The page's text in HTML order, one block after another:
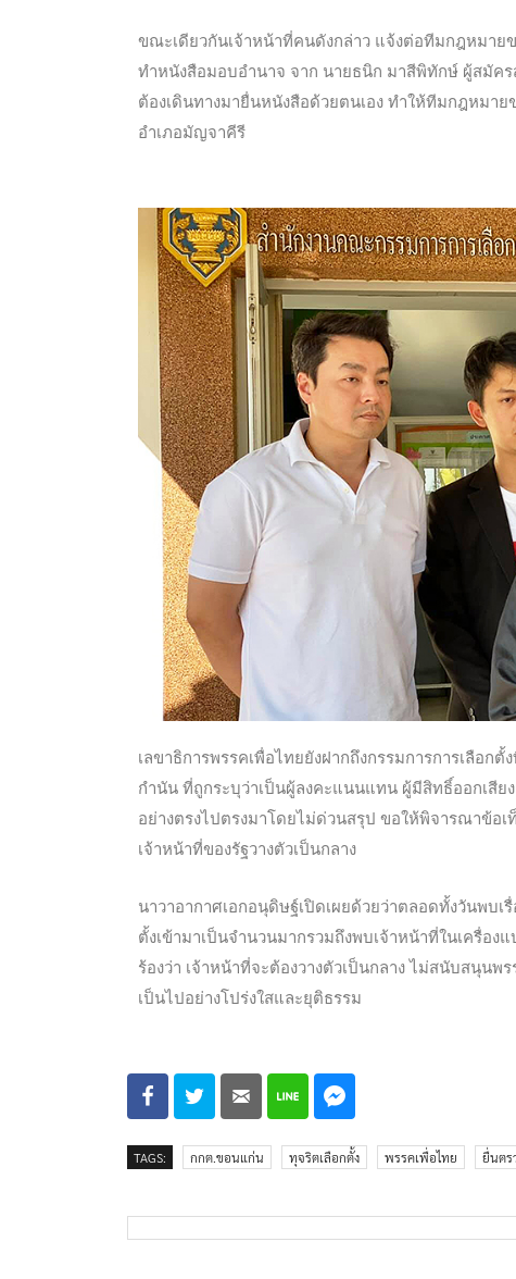
ขณะเดียวกันเจ้าหน้าที่คนดังกล่าว แจ้งต่อทีมกฎหมาย
ทำหนังสือมอบอำนาจ จาก นายธนิก มาสีพิทักษ์ ผู้สมัคร
ต้องเดินทางมายื่นหนังสือด้วยตนเอง ทำให้ทีมกฎหมาย
อำเภอมัญจาคีรี
เลขาธิการพรรคเพื่อไทยยังฝากถึงกรรมการการเลือก
กำนัน ที่ถูกระบุว่าเป็นผู้ลงคะแนนแทน ผู้มีสิทธิ์ออกเสี
อย่างตรงไปตรงมาโดยไม่ด่วนสรุป ขอให้พิจารณาข้อเ
เจ้าหน้าที่ของรัฐวางตัวเป็นกลาง
นาวาอากาศเอกอนุดิษฐ์เปิดเผยด้วยว่าตลอดทั้งวันพบ
ตั้งเข้ามาเป็นจำนวนมากรวมถึงพบเจ้าหน้าที่ในเครื่อ
ร้องว่า เจ้าหน้าที่จะต้องวางตัวเป็นกลาง ไม่สนับสนุนพ
เป็นไปอย่างโปร่งใสและยุติธรรม
TAGS: กกต.ขอนแก่น ทุจริตเลือกตั้ง พรรคเพื่อไทย ยื่นตร